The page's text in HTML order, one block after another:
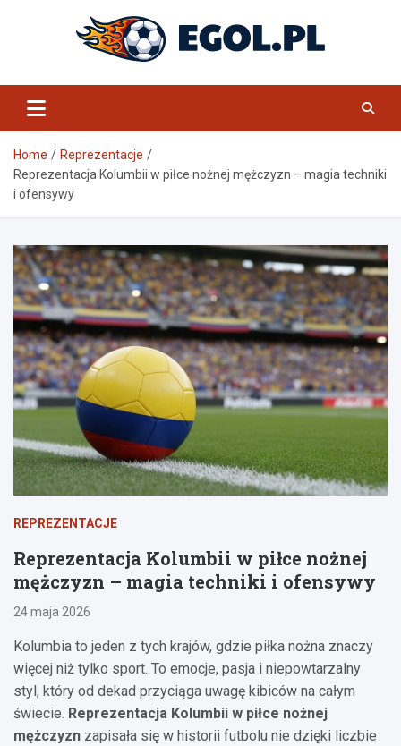
eGol.pl
Home
Reprezentacje
Reprezentacja Kolumbii w piłce nożnej mężczyzn – magia techniki
i ofensywy
REPREZENTACJE
Reprezentacja Kolumbii w piłce nożnej
mężczyzn – magia techniki i ofensywy
24 maja 2026
Kolumbia to jeden z tych krajów, gdzie piłka nożna znaczy
więcej niż tylko sport. To emocje, pasja i niepowtarzalny
styl, który od dekad przyciąga uwagę kibiców na całym
świecie. Reprezentacja Kolumbii w piłce nożnej
mężczyzn zapisała się w historii futbolu nie dzięki liczbie